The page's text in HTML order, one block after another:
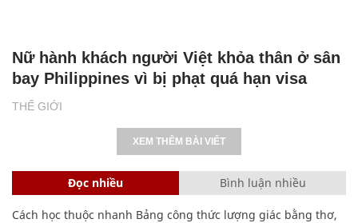
THẾ GIỚI
Nữ hành khách người Việt khỏa thân ở sân
bay Philippines vì bị phạt quá hạn visa
XEM THÊM BÀI VIẾT
Đọc nhiều Bình luận nhiều
Cách học thuộc nhanh Bảng công thức lượng giác bằng thơ,